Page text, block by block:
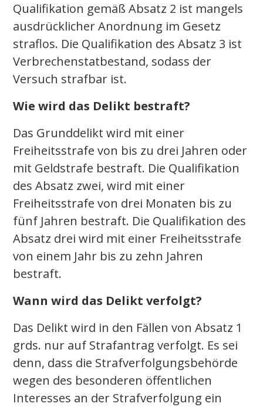
Qualifikation gemäß Absatz 2 ist mangels
ausdrücklicher Anordnung im Gesetz
straflos. Die Qualifikation des Absatz 3 ist
Verbrechenstatbestand, sodass der
Versuch strafbar ist.
Wie wird das Delikt bestraft?
Das Grunddelikt wird mit einer
Freiheitsstrafe von bis zu drei Jahren oder
mit Geldstrafe bestraft. Die Qualifikation
des Absatz zwei, wird mit einer
Freiheitsstrafe von drei Monaten bis zu
fünf Jahren bestraft. Die Qualifikation des
Absatz drei wird mit einer Freiheitsstrafe
von einem Jahr bis zu zehn Jahren
bestraft.
Wann wird das Delikt verfolgt?
Das Delikt wird in den Fällen von Absatz 1
grds. nur auf Strafantrag verfolgt. Es sei
denn, dass die Strafverfolgungsbehörde
wegen des besonderen öffentlichen
Interesses an der Strafverfolgung ein